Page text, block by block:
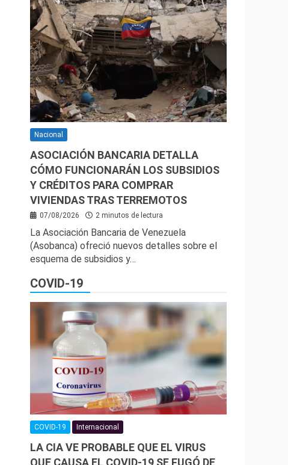
Nacional
ASOCIACIÓN BANCARIA DETALLA
CÓMO FUNCIONARÁN LOS SUBSIDIOS
Y CRÉDITOS PARA COMPRAR
VIVIENDAS TRAS TERREMOTOS
07/08/2026 2 minutos de lectura
La Asociación Bancaria de Venezuela
(Asobanca) ofreció nuevos detalles sobre el
esquema de subsidios y…
COVID-19
COVID-19 Internacional
LA CIA VE PROBABLE QUE EL VIRUS